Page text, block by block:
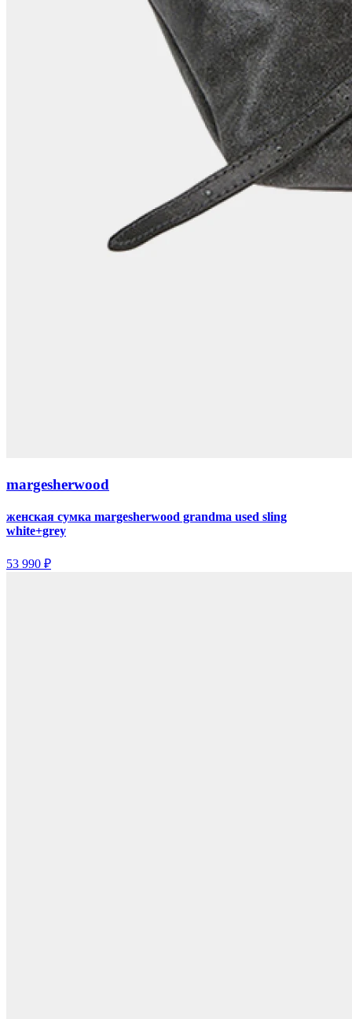
margesherwood
женская сумка margesherwood grandma used sling
white+grey
53 990 ₽